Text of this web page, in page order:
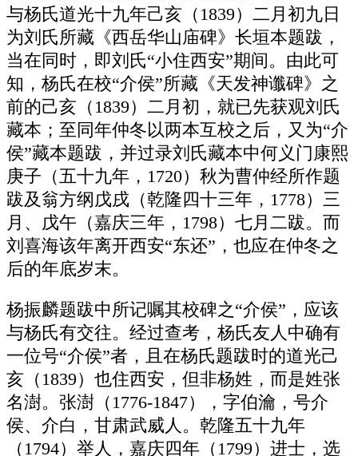
与杨氏道光十九年己亥（1839）二月初九日
为刘氏所藏《西岳华山庙碑》长垣本题跋，
当在同时，即刘氏“小住西安”期间。由此可
知，杨氏在校“介侯”所藏《天发神谶碑》之
前的己亥（1839）二月初，就已先获观刘氏
藏本；至同年仲冬以两本互校之后，又为“介
侯”藏本题跋，并过录刘氏藏本中何义门康熙
庚子（五十九年，1720）秋为曹仲经所作题
跋及翁方纲戊戌（乾隆四十三年，1778）三
月、戊午（嘉庆三年，1798）七月二跋。而
刘喜海该年离开西安“东还”，也应在仲冬之
后的年底岁末。
杨振麟题跋中所记嘱其校碑之“介侯”，应该
与杨氏有交往。经过查考，杨氏友人中确有
一位号“介侯”者，且在杨氏题跋时的道光己
亥（1839）也住西安，但非杨姓，而是姓张
名澍。张澍（1776-1847），字伯瀹，号介
侯、介白，甘肃武威人。乾隆五十九年
（1794）举人，嘉庆四年（1799）进士，选